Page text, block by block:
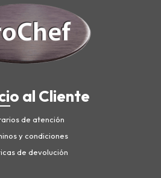
al Cliente
de atención
y condiciones
de devolución